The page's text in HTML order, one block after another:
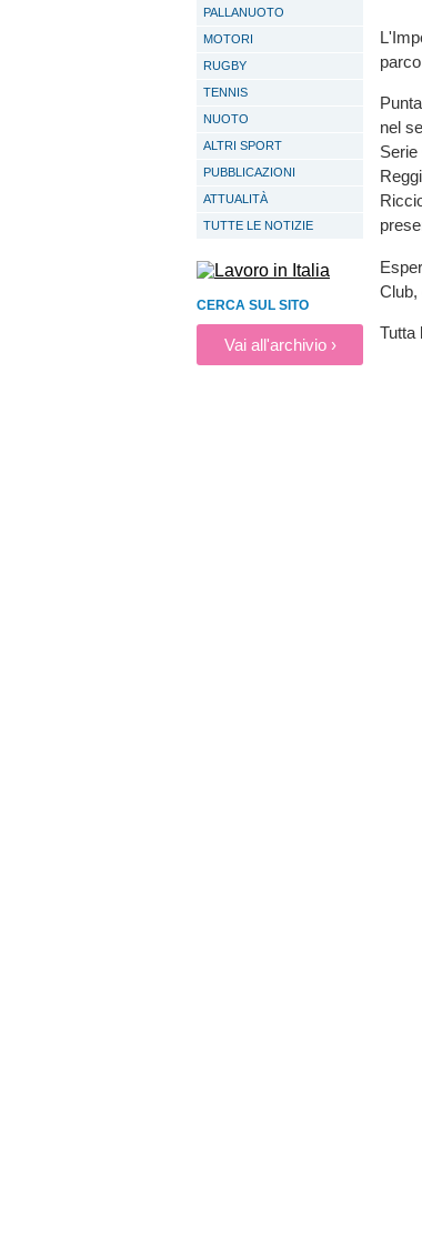
PALLANUOTO
MOTORI
RUGBY
TENNIS
NUOTO
ALTRI SPORT
PUBBLICAZIONI
ATTUALITÀ
TUTTE LE NOTIZIE
CERCA SUL SITO
Vai all'archivio ›
nel
Club,
Tutta